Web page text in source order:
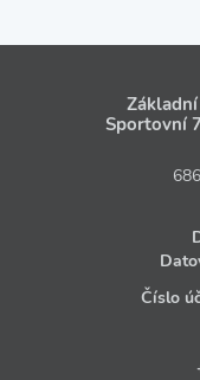
Sportovní
Číslo